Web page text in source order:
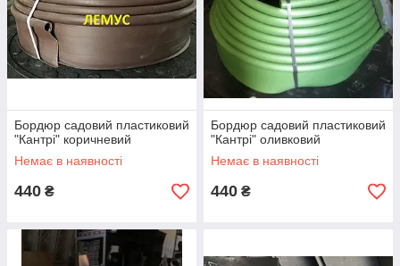
Бордюр садовий пластиковий
"Кантрі" коричневий
Немає в наявності
440 ₴
Бордюр садовий пластиковий
"Кантрі" оливковий
Немає в наявності
440 ₴